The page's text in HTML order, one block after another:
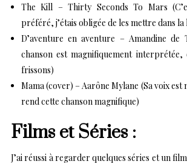
The Kill – Thirty Seconds To Mars
préféré, j’étais obligée de les mettre dans la
D’aventure en aventure – Amandine de
chanson est magnifiquement interprétée,
frissons)
Mama (cover) – Aarône Mylane (Sa voix est
rend cette chanson magnifique)
Films et Séries :
J’ai réussi à regarder quelques séries et un